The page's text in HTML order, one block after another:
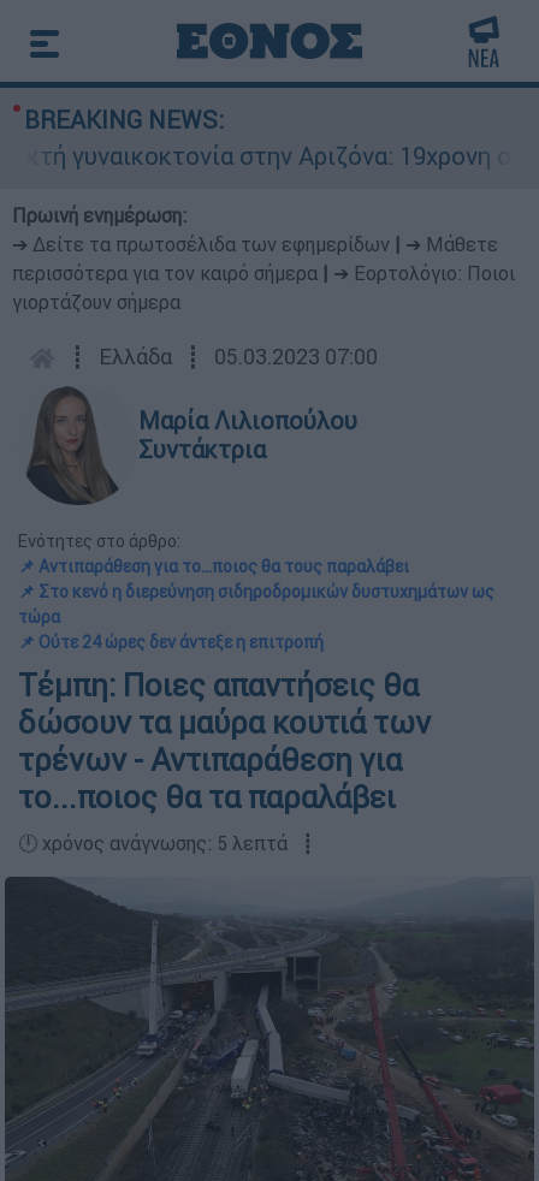
BREAKING NEWS:
στην Αριζόνα: 19χρονη
Πρωινή ενημέρωση:
➔ Δείτε τα πρωτοσέλιδα των εφημερίδων
➔ Μάθετε
περισσότερα για τον καιρό σήμερα
➔ Εορτολόγιο: Ποιοι
γιορτάζουν σήμερα
┋ Ελλάδα ┋ 05.03.2023 07:00
Μαρία Λιλιοπούλου
Συντάκτρια
Ενότητες στο άρθρο:
📌 Αντιπαράθεση για το...ποιος θα τους παραλάβει
📌 Στο κενό η διερεύνηση σιδηροδρομικών δυστυχημάτων ως
τώρα
📌 Ούτε 24 ώρες δεν άντεξε η επιτροπή
Τέμπη: Ποιες απαντήσεις θα
δώσουν τα μαύρα κουτιά των
τρένων - Αντιπαράθεση για
το...ποιος θα τα παραλάβει
🕛 χρόνος ανάγνωσης: 5 λεπτά ┋